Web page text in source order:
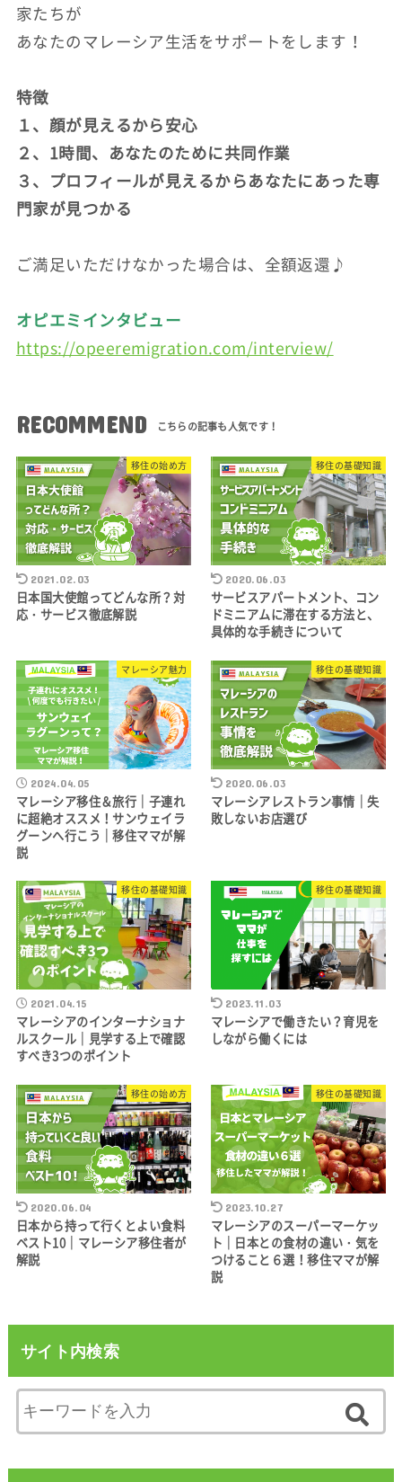
家たちが
あなたのマレーシア生活をサポートをします！
特徴
１、顔が見えるから安心
２、1時間、あなたのために共同作業
３、プロフィールが見えるからあなたにあった専
門家が見つかる
ご満足いただけなかった場合は、全額返還♪
オピエミインタビュー
https://opeeremigration.com/interview/
RECOMMEND
移住の始め方
2021.02.03
日本国大使館ってどんな所？対
応・サービス徹底解説
移住の基礎知識
2020.06.03
サービスアパートメント、コン
ドミニアムに滞在する方法と、
具体的な手続きについて
マレーシア魅力
2024.04.05
マレーシア移住＆旅行｜子連れ
に超絶オススメ！サンウェイラ
グーンへ行こう｜移住ママが解
説
移住の基礎知識
2020.06.03
マレーシアレストラン事情｜失
敗しないお店選び
移住の基礎知識
2021.04.15
マレーシアのインターナショナ
ルスクール｜見学する上で確認
すべき3つのポイント
移住の基礎知識
2023.11.03
マレーシアで働きたい？育児を
しながら働くには
移住の始め方
2020.06.04
日本から持って行くとよい食料
ベスト10｜マレーシア移住者が
解説
移住の基礎知識
2023.10.27
マレーシアのスーパーマーケッ
ト｜日本との食材の違い・気を
つけること６選！移住ママが解
説
サイト内検索